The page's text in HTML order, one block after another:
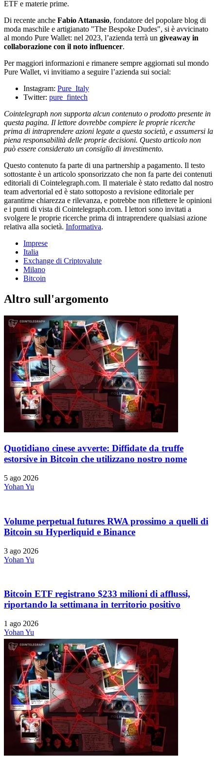
ETF e materie prime.
Di recente anche Fabio Attanasio, fondatore del popolare blog di
moda maschile e artigianato "The Bespoke Dudes", si è avvicinato
al mondo Pure Wallet: nel 2023, l’azienda terrà un giveaway in
collaborazione con il noto influencer.
Per maggiori informazioni e rimanere sempre aggiornati sul mondo
Pure Wallet, vi invitiamo a seguire l’azienda sui social:
Instagram: Pure_Italy
Twitter: pure_fintech
Cointelegraph non supporta alcun contenuto o prodotto presente in
questa pagina. Il lettore dovrebbe compiere le proprie ricerche
prima di intraprendere azioni legate a questa società, e assumersi la
piena responsabilità delle proprie decisioni. Questo articolo non
può essere considerato un consiglio di investimento.
Questo contenuto fa parte di una partnership a pagamento. Il testo
sottostante è un articolo sponsorizzato che non fa parte dei contenuti
editoriali di Cointelegraph.com. Il materiale è stato redatto dal nostro
team advertorial ed è stato sottoposto a revisione editoriale per
garantirne chiarezza e rilevanza, e potrebbe non riflettere le opinioni
e i punti di vista di Cointelegraph.com. I lettori sono invitati a
svolgere le proprie ricerche prima di intraprendere qualsiasi azione
relativa alla società. Informativa.
Imprese
Italia
Exchange di Criptovalute
Milano
Bitcoin
Altro sull'argomento
Quotidiano cinese avverte: Diffidate da truffe
estorsive in Bitcoin che utilizzano nostro nome
5 ago 2026
Yohan Yu
Volume perpetual futures RWA prossimo a quelli di
Bitcoin su Hyperliquid e Binance
3 ago 2026
Yohan Yu
Bitcoin ETF registrano $233 milioni di afflussi,
riportando la settimana in territorio positivo
1 ago 2026
Yohan Yu